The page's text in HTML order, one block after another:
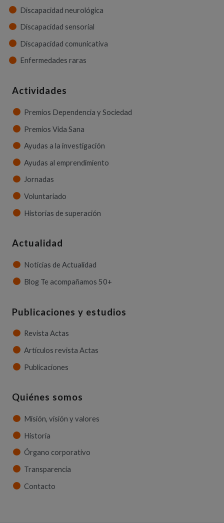
Discapacidad neurológica
Discapacidad sensorial
Discapacidad comunicativa
Enfermedades raras
Actividades
Premios Dependencia y Sociedad
Premios Vida Sana
Ayudas a la investigación
Ayudas al emprendimiento
Jornadas
Voluntariado
Historias de superación
Actualidad
Noticias de Actualidad
Blog Te acompañamos 50+
Publicaciones y estudios
Revista Actas
Artículos revista Actas
Publicaciones
Quiénes somos
Misión, visión y valores
Historia
Órgano corporativo
Transparencia
Contacto